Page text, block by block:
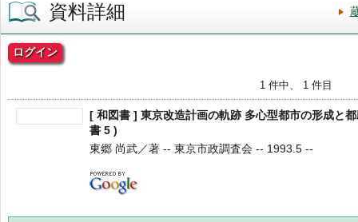
資料詳細
ログイン
1 件中、 1 件目
[ 和図書 ] 東京改造計画の軌跡 多心型都市の形成と
書 5 )
東郷 尚武／著 -- 東京市政調査会 -- 1993.5 --